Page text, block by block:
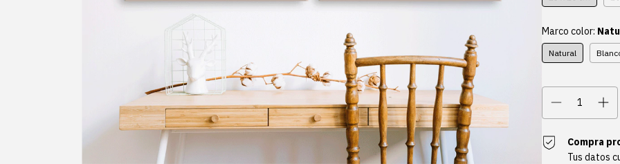
Marco color:
Natural
Compra
Tus datos